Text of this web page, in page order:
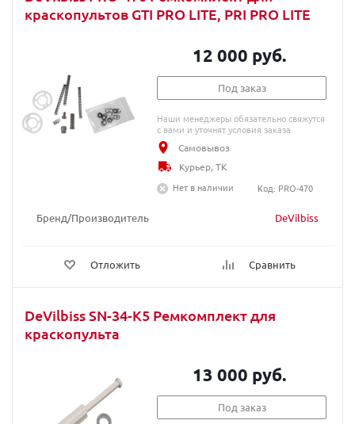
краскопультов GTI PRO LITE, PRI PRO LITE
Бренд/Производитель DeVilbiss
Отложить Сравнить
12 000 руб.
Под заказ
Наши менеджеры обязательно свяжутся
с вами и уточнят условия заказа
Самовывоз
Курьер, ТК
Нет в наличии
Код: PRO-470
DeVilbiss SN-34-K5 Ремкомплект для
краскопульта
13 000 руб.
Под заказ